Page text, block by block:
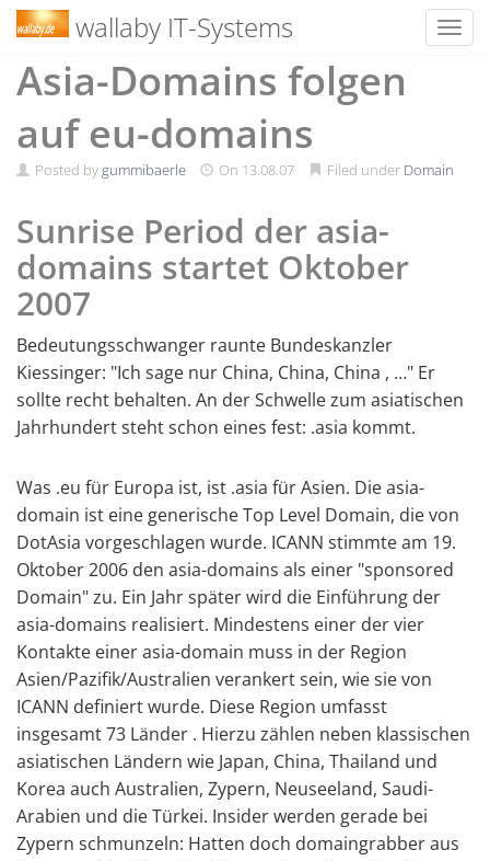
Skip
wallaby IT-Systems
Asia-Domains folgen
auf eu-domains
Posted bygummibaerle On 13.08.07 Filed under Domain
Sunrise Period der asia-
domains startet Oktober
2007
Bedeutungsschwanger raunte Bundeskanzler
Kiessinger: "Ich sage nur China, China, China , …" Er
sollte recht behalten. An der Schwelle zum asiatischen
Jahrhundert steht schon eines fest: .asia kommt.
Was .eu für Europa ist, ist .asia für Asien. Die asia-
domain ist eine generische Top Level Domain, die von
DotAsia vorgeschlagen wurde. ICANN stimmte am 19.
Oktober 2006 den asia-domains als einer "sponsored
Domain" zu. Ein Jahr später wird die Einführung der
asia-domains realisiert. Mindestens einer der vier
Kontakte einer asia-domain muss in der Region
Asien/Pazifik/Australien verankert sein, wie sie von
ICANN definiert wurde. Diese Region umfasst
insgesamt 73 Länder . Hierzu zählen neben klassischen
asiatischen Ländern wie Japan, China, Thailand und
Korea auch Australien, Zypern, Neuseeland, Saudi-
Arabien und die Türkei. Insider werden gerade bei
Zypern schmunzeln: Hatten doch domaingrabber aus